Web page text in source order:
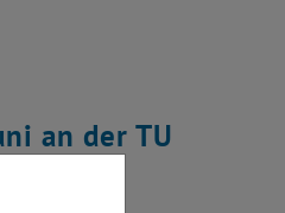
an der TU